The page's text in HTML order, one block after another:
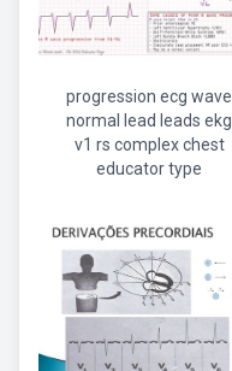
progression ecg wave
normal lead leads ekg
v1 rs complex chest
educator type